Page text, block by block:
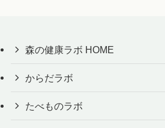
森の健康ラボ HOME
からだラボ
たべものラボ